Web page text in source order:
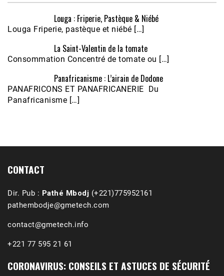
Écoutez le parcours de Claudiane Kapia
Nobana (Podologue)
Feb 24, 2021 • 28mn
1988-1989 :  La polémique de Guidimakha
Louga : Friperie, Pastèque & Niébé
Louga Friperie, pastèque et niébé […]
La Saint-Valentin de la tomate
Consommation Concentré de tomate ou […]
Panafricanisme : L’airain de Dodone
PANAFRICONS ET PANAFRICANERIE Du
Panafricanisme […]
CONTACT
Dir. Pub : Pathé Mbodj (+221)775952161
pathembodje@gmetech.com
contact@gmetech.info
+221 77 595 21 61
CORONAVIRUS: CONSEILS ET ASTUCES DE SÉCURITÉ